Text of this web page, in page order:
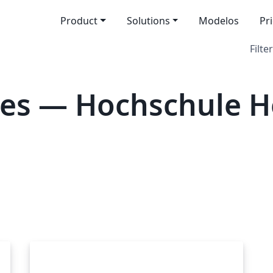
Product Solutions Modelos
— Hochschule